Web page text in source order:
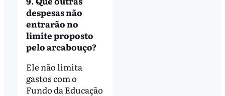
despesas não
entrarão no
limite proposto
pelo arcabouço?
Ele não limita
gastos com o
Fundo da Educação